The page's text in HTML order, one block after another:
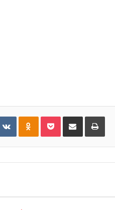
VKontakte Odnoklassniki Pocket Share via Email Print